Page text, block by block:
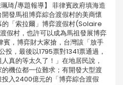
琦/專題報導】 菲律賓政府填海造
發馬祖博弈綜合渡假村的美商懷
「索拉爾」博弈渡假村(Solaire
假村，也許可以成為馬祖發展博弈
，博弈財大家搶，台灣該「放手
，最後以1795票對1341票通過，
真的等太久了！」在地居民說，
機位都一位難求；有開發大型渡
入2400億元的「博弈綜合渡假